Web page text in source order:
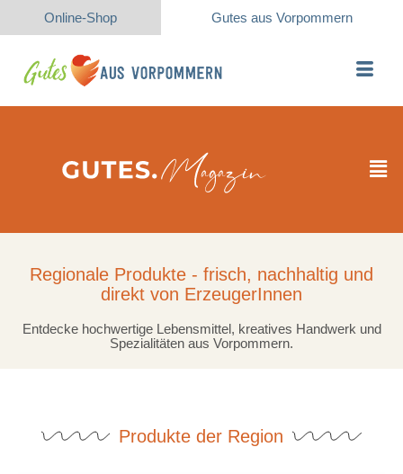
Online-Shop Gutes aus Vorpommern
Regionale Produkte - frisch, nachhaltig und
direkt von ErzeugerInnen
Entdecke hochwertige Lebensmittel, kreatives Handwerk und
Spezialitäten aus Vorpommern.
Produkte der Region